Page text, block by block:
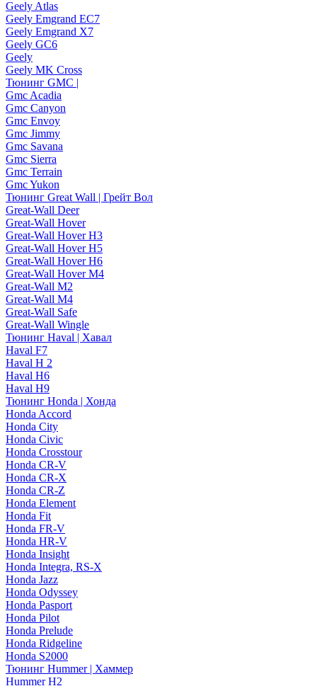
Geely Atlas
Geely Emgrand EC7
Geely Emgrand X7
Geely GC6
Geely
Geely MK Cross
Тюнинг GMC |
Gmc Acadia
Gmc Canyon
Gmc Envoy
Gmc Jimmy
Gmc Savana
Gmc Sierra
Gmc Terrain
Gmc Yukon
Тюнинг Great Wall | Грейт Вол
Great-Wall Deer
Great-Wall Hover
Great-Wall Hover H3
Great-Wall Hover H5
Great-Wall Hover H6
Great-Wall Hover M4
Great-Wall M2
Great-Wall M4
Great-Wall Safe
Great-Wall Wingle
Тюнинг Haval | Хавал
Haval F7
Haval H 2
Haval H6
Haval H9
Тюнинг Honda | Хонда
Honda Accord
Honda City
Honda Civic
Honda Crosstour
Honda CR-V
Honda CR-X
Honda CR-Z
Honda Element
Honda Fit
Honda FR-V
Honda HR-V
Honda Insight
Honda Integra, RS-X
Honda Jazz
Honda Odyssey
Honda Pasport
Honda Pilot
Honda Prelude
Honda Ridgeline
Honda S2000
Тюнинг Hummer | Хаммер
Hummer H2